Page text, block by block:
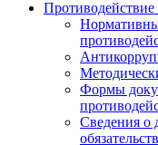
Формы
Сведения о